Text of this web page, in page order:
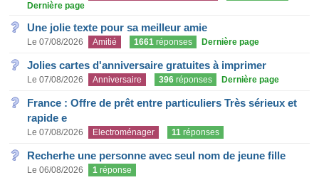
Dernière page
Une jolie texte pour sa meilleur amie
Le 07/08/2026 Amitié 1661 réponses Dernière page
Jolies cartes d'anniversaire gratuites à imprimer
Le 07/08/2026 Anniversaire 396 réponses Dernière page
France : Offre de prêt entre particuliers Très sérieux et
rapide e
Le 07/08/2026 Electroménager 11 réponses
Recherhe une personne avec seul nom de jeune fille
Le 06/08/2026 1 réponse